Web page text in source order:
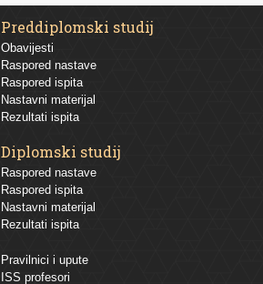
Preddiplomski studij
Obavijesti
Raspored nastave
Raspored ispita
Nastavni materijal
Rezultati ispita
Diplomski studij
Raspored nastave
Raspored ispita
Nastavni materijal
Rezultati ispita
Pravilnici i upute
ISS profesori